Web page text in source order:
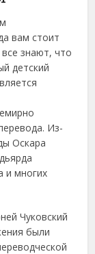
вам стоит
знают, что
детский
Из-
Оскара
и многих
Чуковский
были